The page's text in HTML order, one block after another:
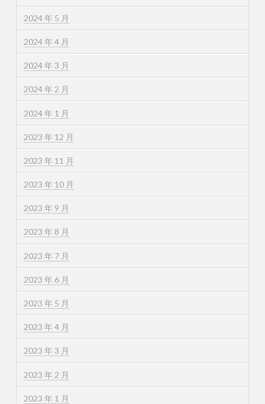
2024 年 5 月
2024 年 4 月
2024 年 3 月
2024 年 2 月
2024 年 1 月
2023 年 12 月
2023 年 11 月
2023 年 10 月
2023 年 9 月
2023 年 8 月
2023 年 7 月
2023 年 6 月
2023 年 5 月
2023 年 4 月
2023 年 3 月
2023 年 2 月
2023 年 1 月